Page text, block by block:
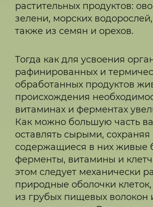
растительных продуктов:
зелени, морских водорослей,
также из семян и орехов.
Тогда как для усвоения
рафинированных и
обработанных продуктов
происхождения
витаминах и ферментах
Как можно большую часть
оставлять сырыми, сохраняя
содержащиеся в них живые
ферменты, витамины и
этом следует механически
природные оболочки
из грубых пищевых волокон